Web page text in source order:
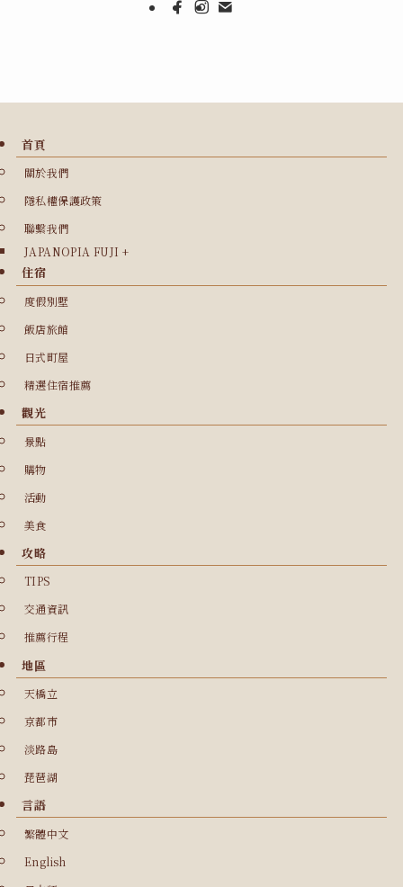
首頁
關於我們
隱私權保護政策
聯繫我們
JAPANOPIA FUJI +
住宿
度假別墅
飯店旅館
日式町屋
精選住宿推薦
觀光
景點
購物
活動
美食
攻略
TIPS
交通資訊
推薦行程
地區
天橋立
京都市
淡路島
琵琶湖
言語
繁體中文
English